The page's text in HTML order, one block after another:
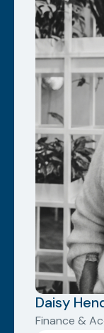
Daisy
Finance